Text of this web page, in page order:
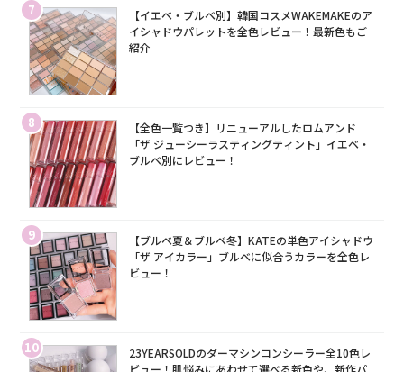
7
【イエベ・ブルベ別】韓国コスメWAKEMAKEのア
イシャドウパレットを全色レビュー！最新色もご
紹介
8
【全色一覧つき】リニューアルしたロムアンド
「ザ ジューシーラスティングティント」イエベ・
ブルベ別にレビュー！
9
【ブルベ夏＆ブルベ冬】KATEの単色アイシャドウ
「ザ アイカラー」ブルベに似合うカラーを全色レ
ビュー！
10
23YEARSOLDのダーマシンコンシーラー全10色レ
ビュー！肌悩みにあわせて選べる新色や、新作パ